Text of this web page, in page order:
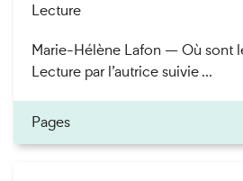
Lecture
Marie-Hélène Lafon — Où sont
Lecture par l’autrice suivie ...
Pages